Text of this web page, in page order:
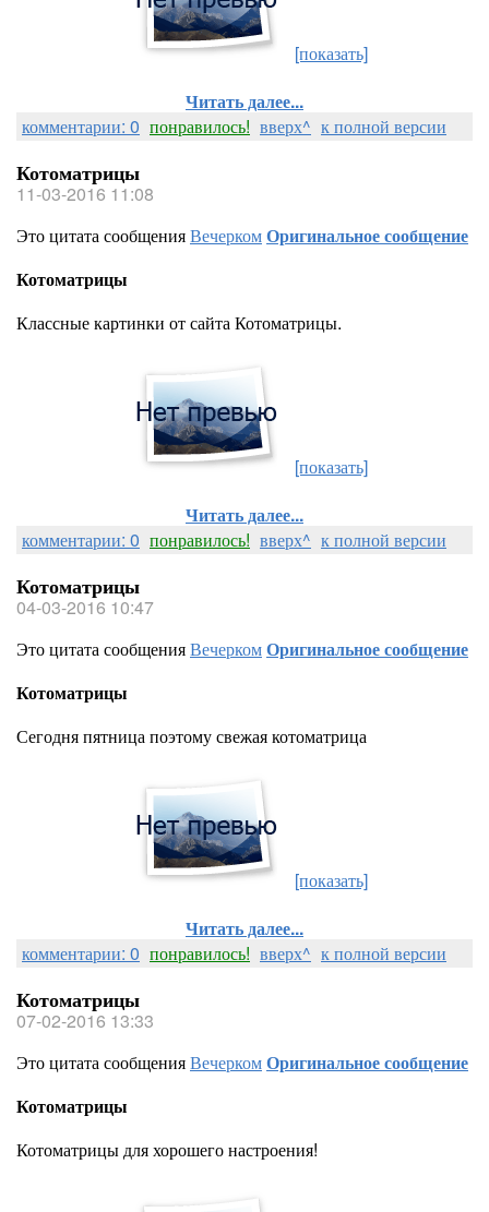
[показать]
Читать далее...
комментарии: 0 понравилось! вверх^ к полной версии
Котоматрицы
11-03-2016 11:08
Это цитата сообщенияВечеркомОригинальное сообщение
Котоматрицы
Классные картинки от сайта Котоматрицы.
[показать]
Читать далее...
комментарии: 0 понравилось! вверх^ к полной версии
Котоматрицы
04-03-2016 10:47
Это цитата сообщенияВечеркомОригинальное сообщение
Котоматрицы
Сегодня пятница поэтому свежая котоматрица
[показать]
Читать далее...
комментарии: 0 понравилось! вверх^ к полной версии
Котоматрицы
07-02-2016 13:33
Это цитата сообщенияВечеркомОригинальное сообщение
Котоматрицы
Котоматрицы для хорошего настроения!